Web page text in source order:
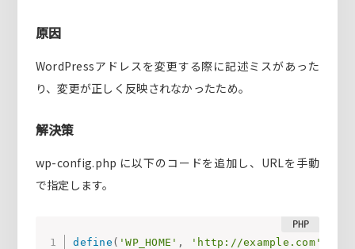
原因
WordPressアドレスを変更する際に記述ミスがあった
り、変更が正しく反映されなかったため。
解決策
wp-config.php に以下のコードを追加し、URLを手動
で指定します。
define ( 'WP_HOME' , 'http://example.com'